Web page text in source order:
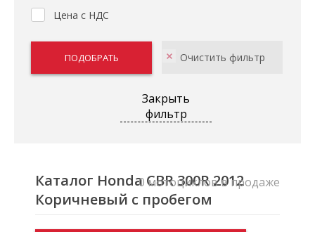
Цена с НДС
Закрыть
фильтр
Каталог Honda CBR 300R 2012
Коричневый с пробегом
0 мотоциклов в продаже